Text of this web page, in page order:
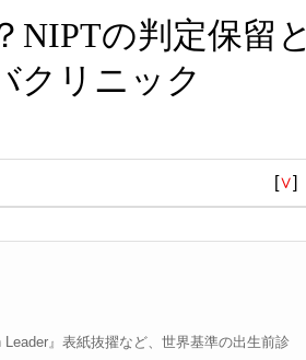
NIPTの判定保留と
クリニック
[∨]
』表紙抜擢など、世界基準の出生前診